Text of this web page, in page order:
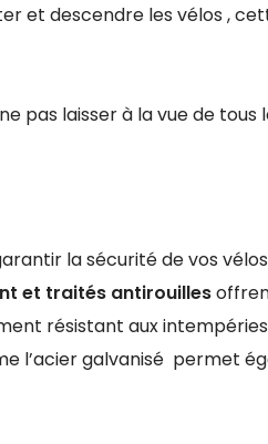
et descendre les vélos ,
pas laisser à la vue de tous
la sécurité de vos
et traités antirouilles
résistant aux
l’acier galvanisé permet